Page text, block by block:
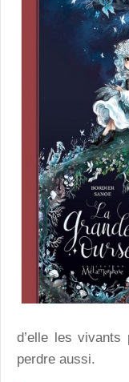
d’elle les
perdre aussi.